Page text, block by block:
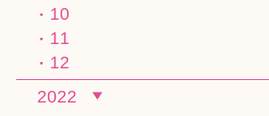
10
11
12
2022